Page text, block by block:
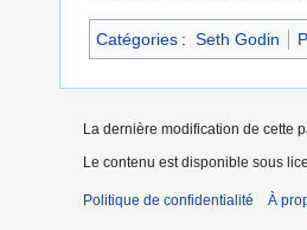
Catégories : Seth Godin
La dernière modification de cette
Le contenu est disponible sous
Politique de confidentialité À